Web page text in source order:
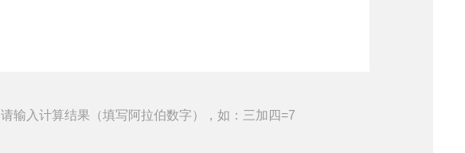
请输入计算结果（填写阿拉伯数字），如：三加四=7